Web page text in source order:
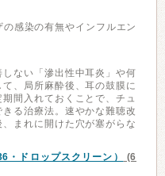
感染の有無やインフルエン
ない「滲出性中耳炎」や何
、局所麻酔後、耳の鼓膜に
間入れておくことで、チュ
る治療法。速やかな難聴改
まれに開けた穴が塞がらな
・ドロップスクリーン）
(6